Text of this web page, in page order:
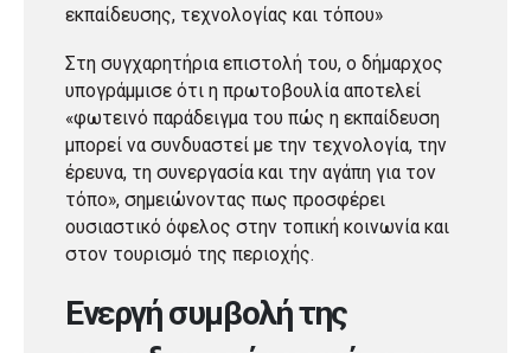
εκπαίδευσης, τεχνολογίας και τόπου»
Στη συγχαρητήρια επιστολή του, ο δήμαρχος
υπογράμμισε ότι η πρωτοβουλία αποτελεί
«φωτεινό παράδειγμα του πώς η εκπαίδευση
μπορεί να συνδυαστεί με την τεχνολογία, την
έρευνα, τη συνεργασία και την αγάπη για τον
τόπο», σημειώνοντας πως προσφέρει
ουσιαστικό όφελος στην τοπική κοινωνία και
στον τουρισμό της περιοχής.
Ενεργή συμβολή της